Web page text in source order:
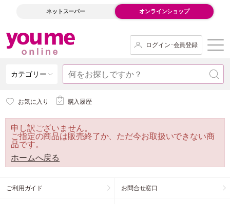
ネットスーパー オンラインショップ
ログイン･会員登録
カテゴリー
お気に入り 購入履歴
申し訳ございません。
ご指定の商品は販売終了か、ただ今お取扱いできない商
品です。
ホームへ戻る
ご利用ガイド お問合せ窓口